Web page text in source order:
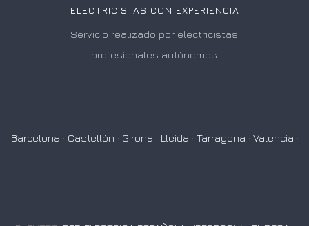
ELECTRICISTAS CON EXPERIENCIA
Servicio realizado por electricistas
profesionales autónomos
Barcelona · Castellón · Girona · Lleida · Tarragona · Valencia ·